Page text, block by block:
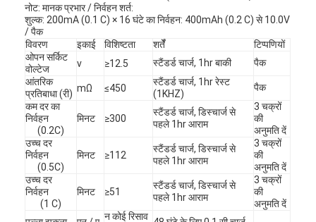
नोट: मानक प्रभार / निर्वहन शर्त:
शुल्क: 200mA (0.1 C) × 16 घंटे का निर्वहन: 400mAh (0.2 C) से 10.0V
/ पैक
विवरण
इकाई विशिष्टता शर्तेँ
टिप्पणियों
ओपन सर्किट
वोल्टेज
v ≥12.5 स्टैंडर्ड चार्ज, 1hr बाकी
पैक
आंतरिक
प्रतिबाधा (री) mΩ ≤450
स्टैंडर्ड चार्ज, 1hr रेस्ट
(1KHZ)
पैक
कम दर का
निर्वहन
(0.2C)
मिनट ≥300
स्टैंडर्ड चार्ज, डिस्चार्ज से
पहले 1hr आराम
3 चक्रों
की
अनुमति दें
उच्च दर
निर्वहन
(0.5C)
मिनट ≥112
स्टैंडर्ड चार्ज, डिस्चार्ज से
पहले 1hr आराम
3 चक्रों
की
अनुमति दें
उच्च दर
निर्वहन
(1 C)
मिनट ≥51
स्टैंडर्ड चार्ज, डिस्चार्ज से
पहले 1hr आराम
3 चक्रों
की
अनुमति दें
न कोई रिसाव